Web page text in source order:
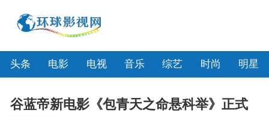
头条 电影 电视 音乐 综艺 时尚 明星
谷蓝帝新电影《包青天之命悬科举》正式